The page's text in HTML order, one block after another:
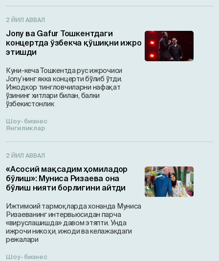
2 ЙИЛ АВВАЛ
Jony ва Gafur Тошкентдаги
концертда ўзбекча қўшиқни ижро
этишди
Куни-кеча Тошкентда рус ижрочиси
Jony’нинг якка концерти бўлиб ўтди.
Ижодкор тингловчиларни нафақат
ўзининг хитлари билан, балки
ўзбекистонлик
Шоу-бизнес
Янгиликлар
2 ЙИЛ АВВАЛ
«Асосий мақсадим ҳомиладор
бўлиш»: Муниса Ризаева она
бўлиш нияти борлигини айтди
Ижтимоий тармоқларда хонанда Муниса
Ризаеванинг интервьюсидан парча
«вируслашишда» давом этяпти. Унда
ижрочи никоҳи, ижоди ва келажакдаги
режалари
Шоу-бизнес